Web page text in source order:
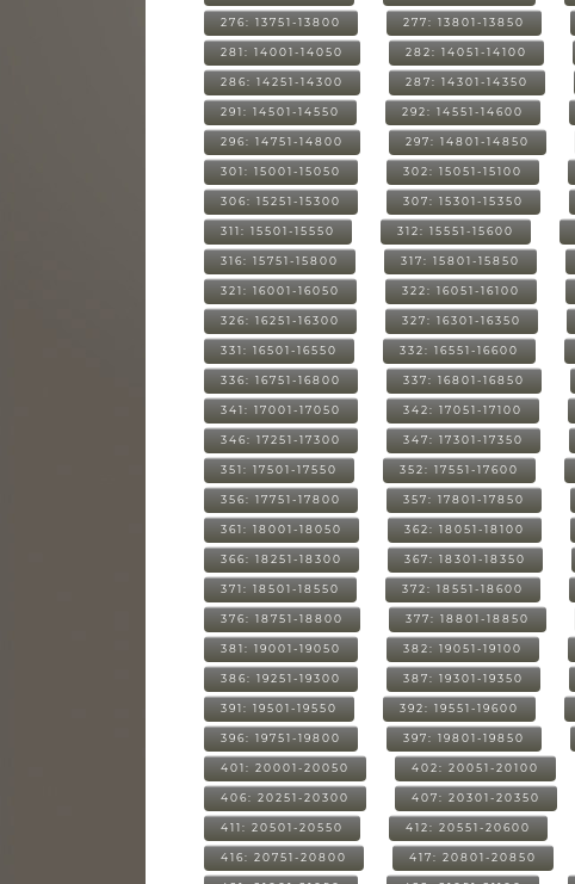
276: 13751-13800 277: 13801-13850
281: 14001-14050 282: 14051-14100
286: 14251-14300 287: 14301-14350
291: 14501-14550 292: 14551-14600
296: 14751-14800 297: 14801-14850
301: 15001-15050 302: 15051-15100
306: 15251-15300 307: 15301-15350
311: 15501-15550 312: 15551-15600
316: 15751-15800 317: 15801-15850
321: 16001-16050 322: 16051-16100
326: 16251-16300 327: 16301-16350
331: 16501-16550 332: 16551-16600
336: 16751-16800 337: 16801-16850
341: 17001-17050 342: 17051-17100
346: 17251-17300 347: 17301-17350
351: 17501-17550 352: 17551-17600
356: 17751-17800 357: 17801-17850
361: 18001-18050 362: 18051-18100
366: 18251-18300 367: 18301-18350
371: 18501-18550 372: 18551-18600
376: 18751-18800 377: 18801-18850
381: 19001-19050 382: 19051-19100
386: 19251-19300 387: 19301-19350
391: 19501-19550 392: 19551-19600
396: 19751-19800 397: 19801-19850
401: 20001-20050 402: 20051-20100
406: 20251-20300 407: 20301-20350
411: 20501-20550 412: 20551-20600
416: 20751-20800 417: 20801-20850